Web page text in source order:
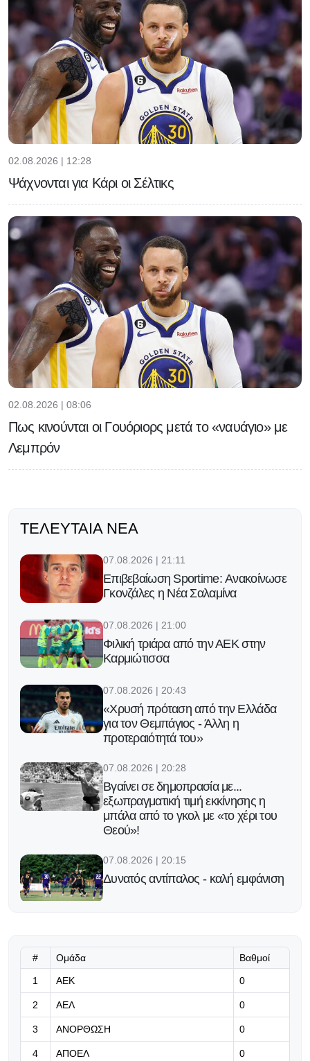
02.08.2026 | 12:28
Ψάχνονται για Κάρι οι Σέλτικς
02.08.2026 | 08:06
Πως κινούνται οι Γουόριορς μετά το «ναυάγιο» με
Λεμπρόν
ΤΕΛΕΥΤΑΊΑ ΝΈΑ
07.08.2026 | 21:11
Επιβεβαίωση Sportime: Ανακοίνωσε
Γκονζάλες η Νέα Σαλαμίνα
07.08.2026 | 21:00
Φιλική τριάρα από την ΑΕΚ στην
Καρμιώτισσα
07.08.2026 | 20:43
«Χρυσή πρόταση από την Ελλάδα
για τον Θεμπάγιος - Άλλη η
προτεραιότητά του»
07.08.2026 | 20:28
Βγαίνει σε δημοπρασία με...
εξωπραγματική τιμή εκκίνησης η
μπάλα από το γκολ με «το χέρι του
Θεού»!
07.08.2026 | 20:15
Δυνατός αντίπαλος - καλή εμφάνιση
πως ο Ντιόγο Ζότα θα είναι πάντοτε
κοντά της...
«Γίνε ασπίδα του Φοίνικα» (Βίντεο)
# Ομάδα Βαθμοί
1 ΑΕΚ 0
2 ΑΕΛ 0
3 ΑΝΟΡΘΩΣΗ 0
4 ΑΠΟΕΛ 0